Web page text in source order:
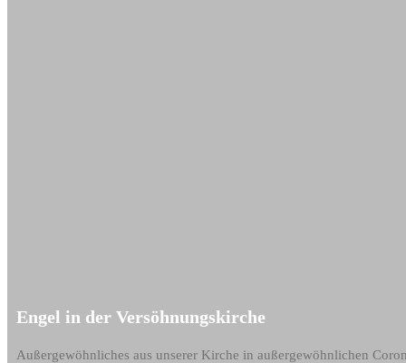
Engel in der Versöhnungskirche
Außergewöhnliches aus unserer Kirche in außergewöhnlichen